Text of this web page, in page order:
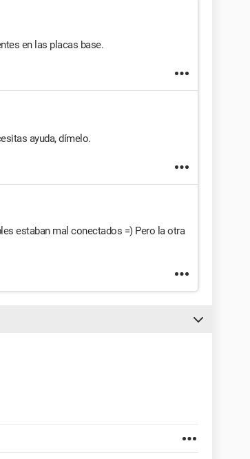
en las placas base.
ayuda, dímelo.
estaban mal conectados =) Pero la otra